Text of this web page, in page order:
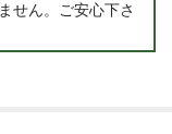
せん。ご安心下さ